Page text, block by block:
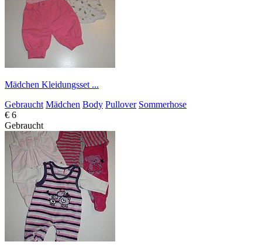
Mädchen Kleidungsset ...
Gebraucht Mädchen Body Pullover Sommerhose
€ 6
Gebraucht